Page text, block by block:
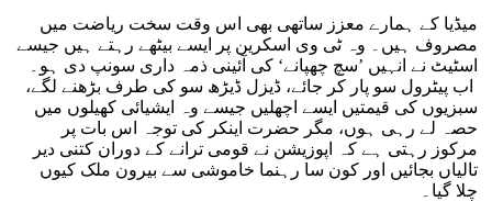
میڈیا کے ہمارے معزز ساتھی بھی اس وقت سخت ریاضت میں
مصروف ہیں۔ وہ ٹی وی اسکرین پر ایسے بیٹھے رہتے ہیں جیسے
اسٹیٹ نے انہیں ’سچ چھپانے‘ کی آئینی ذمہ داری سونپ دی ہو۔
اب پیٹرول سو پار کر جائے، ڈیزل ڈیڑھ سو کی طرف بڑھنے لگے،
سبزیوں کی قیمتیں ایسے اچھلیں جیسے وہ ایشیائی کھیلوں میں
حصہ لے رہی ہوں، مگر حضرت اینکر کی توجہ اس بات پر
مرکوز رہتی ہے کہ اپوزیشن نے قومی ترانے کے دوران کتنی دیر
تالیاں بجائیں اور کون سا رہنما خاموشی سے بیرون ملک کیوں
چلا گیا۔